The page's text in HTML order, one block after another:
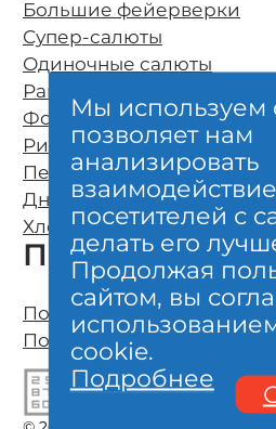
Большие фейерверки
Супер-салюты
Одиночные салюты
Ракеты
Фонтаны
Римские свечи
Петарды
Дневные фейерверки
Хлопушки и бенгальские
Покупателям
О компании
Оплата и бесплатная
Возврат и обмен
Безопасность
Гарантии качества
Отзывы клиентов
Полезно знать о
Организация фейерверк
Личный кабинет, карта
Акции, новости,
Контакты
Политика
Пользовательское
Мы используем
позволяет нам
анализировать
взаимодействие
посетителей с
делать его
Продолжая
сайтом, вы
cookie.
Подробнее